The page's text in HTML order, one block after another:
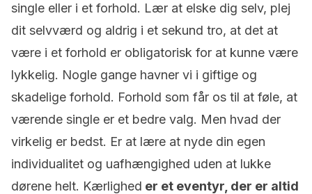
single eller i et forhold. Lær at elske dig selv, plej
dit selvværd og aldrig i et sekund tro, at det at
være i et forhold er obligatorisk for at kunne være
lykkelig. Nogle gange havner vi i giftige og
skadelige forhold. Forhold som får os til at føle, at
værende single er et bedre valg. Men hvad der
virkelig er bedst. Er at lære at nyde din egen
individualitet og uafhængighed uden at lukke
dørene helt. Kærlighed er et eventyr, der er altid